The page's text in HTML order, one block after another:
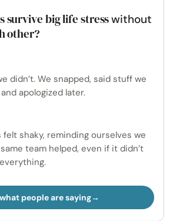
survive big life stresswithout
other?
didn’t. We snapped, said stuff we
apologized later.
shaky, reminding ourselves we
team helped, even if it didn’t
people are saying